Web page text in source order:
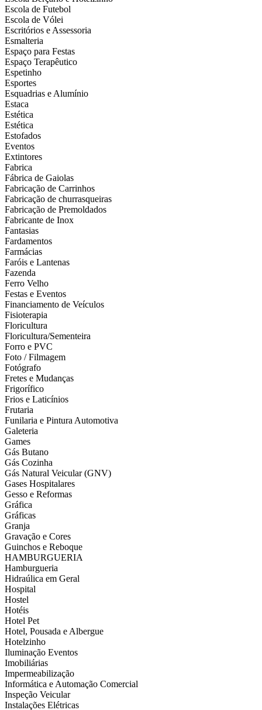
Escola de Futebol
Escola de Vólei
Escritórios e Assessoria
Esmalteria
Espaço para Festas
Espaço Terapêutico
Espetinho
Esportes
Esquadrias e Alumínio
Estaca
Estética
Estética
Estofados
Eventos
Extintores
Fabrica
Fábrica de Gaiolas
Fabricação de Carrinhos
Fabricação de churrasqueiras
Fabricação de Premoldados
Fabricante de Inox
Fantasias
Fardamentos
Farmácias
Faróis e Lantenas
Fazenda
Ferro Velho
Festas e Eventos
Financiamento de Veículos
Fisioterapia
Floricultura
Floricultura/Sementeira
Forro e PVC
Foto / Filmagem
Fotógrafo
Fretes e Mudanças
Frigorífico
Frios e Laticínios
Frutaria
Funilaria e Pintura Automotiva
Galeteria
Games
Gás Butano
Gás Cozinha
Gás Natural Veicular (GNV)
Gases Hospitalares
Gesso e Reformas
Gráfica
Gráficas
Granja
Gravação e Cores
Guinchos e Reboque
HAMBURGUERIA
Hamburgueria
Hidraúlica em Geral
Hospital
Hostel
Hotéis
Hotel Pet
Hotel, Pousada e Albergue
Hotelzinho
Iluminação Eventos
Imobiliárias
Impermeabilização
Informática e Automação Comercial
Inspeção Veicular
Instalações Elétricas